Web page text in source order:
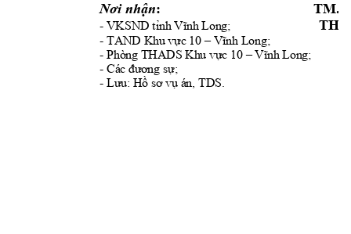
Nơi nhận: TM.
- VKSND tỉnh Vĩnh Long;
- TAND Khu vực 10 – Vĩnh Long;
- Phòng THADS Khu vực 10 – Vĩnh Long;
- Các đương sự;
- Lưu: Hồ sơ vụ án, TDS.